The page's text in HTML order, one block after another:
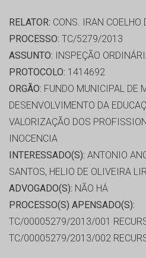
RELATOR: CONS. IRAN COELHO
PROCESSO: TC/5279/2013
ASSUNTO: INSPEÇÃO
PROTOCOLO: 1414692
ORGÃO: FUNDO MUNICIPAL DE
DESENVOLVIMENTO DA
VALORIZAÇÃO DOS
INOCENCIA
INTERESSADO(S): ANTONIO
SANTOS, HELIO DE OLIVEIRA
ADVOGADO(S): NÃO HÁ
PROCESSO(S) APENSADO(S):
TC/00005279/2013/001
TC/00005279/2013/002